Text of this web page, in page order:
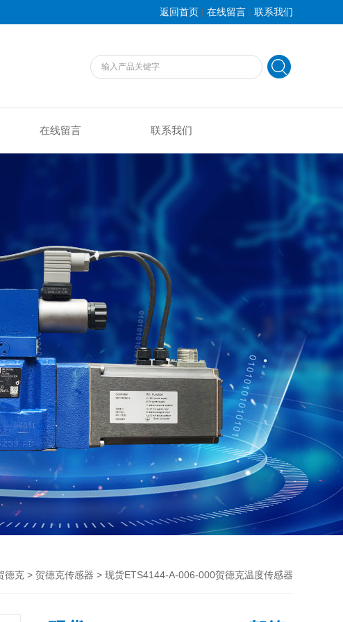
返回首页 | 在线留言 | 联系我们
在线留言 联系我们
德克 > 贺德克传感器 > 现货ETS4144-A-006-000贺德克温度传感器